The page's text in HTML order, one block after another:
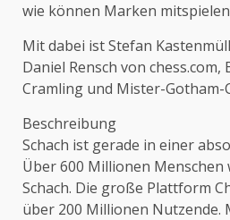
wie können Marken
Mit dabei ist Stefan
Daniel Rensch von chess.com,
Cramling und Mister-Gotham-
Beschreibung
Schach ist gerade in einer
Über 600 Millionen Menschen
Schach. Die große Plattform
über 200 Millionen Nutzende.